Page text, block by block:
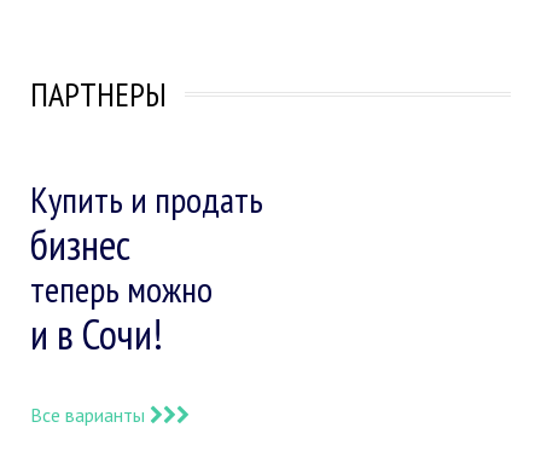
ПАРТНЕРЫ
Купить и продать
бизнес
теперь можно
и в Сочи!
Все варианты